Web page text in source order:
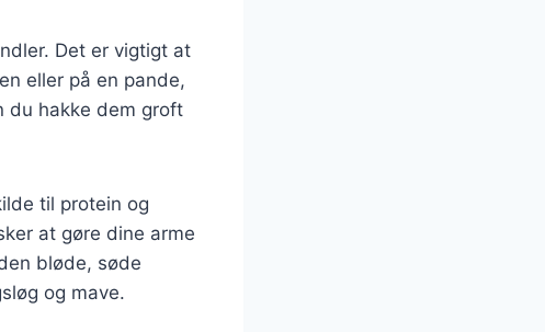
Det er vigtigt at
eller på en pande,
du hakke dem groft
til protein og
at gøre dine arme
bløde, søde
og mave.